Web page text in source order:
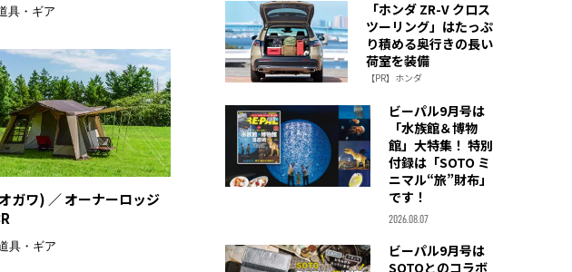
具・ギア
ガワ) ／ オーナーロッジ
具・ギア
「ホンダ ZR-V クロス
ツーリング」はたっぷ
り積める奥行きの長い
荷室を装備
【PR】ホンダ
ビーパル9月号は
「水族館＆博物
館」大特集！ 特別
付録は「SOTO ミ
ニマル“旅”財布」
です！
2026.08.07
ビーパル9月号は
SOTOとのコラボ